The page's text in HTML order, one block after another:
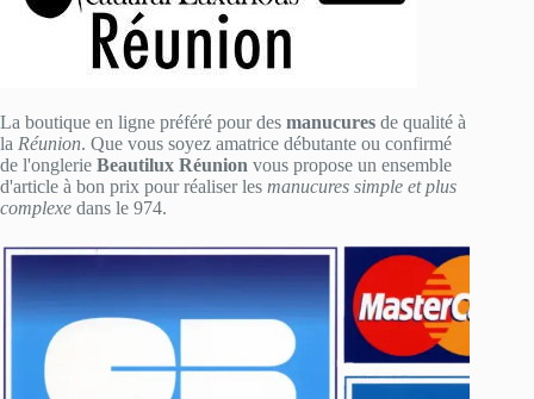
La boutique en ligne préféré pour des manucures de qualité à
la Réunion. Que vous soyez amatrice débutante ou confirmé
de l'onglerie Beautilux Réunion vous propose un ensemble
d'article à bon prix pour réaliser les manucures simple et plus
complexe dans le 974.